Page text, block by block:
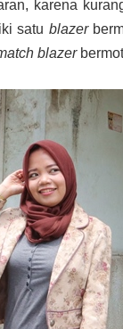
karena
satu blazer
blazer